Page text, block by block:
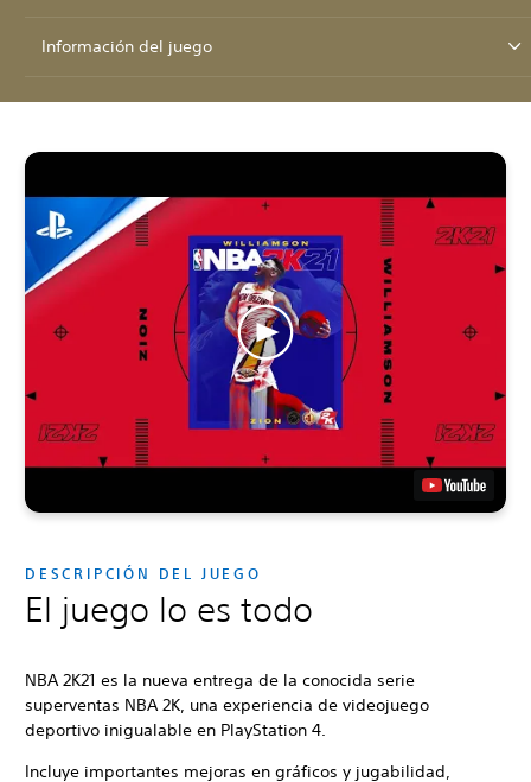
Información del juego
DESCRIPCIÓN DEL JUEGO
El juego lo es todo
NBA 2K21 es la nueva entrega de la conocida serie
superventas NBA 2K, una experiencia de videojuego
deportivo inigualable en PlayStation 4.
Incluye importantes mejoras en gráficos y jugabilidad,